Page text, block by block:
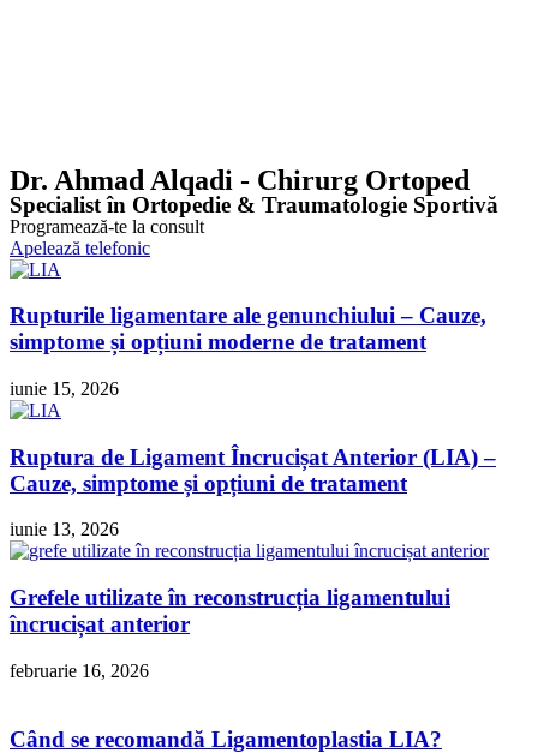
Dr. Ahmad Alqadi - Chirurg Ortoped
Specialist în Ortopedie & Traumatologie Sportivă
Programează-te la consult
Apelează telefonic
Rupturile ligamentare ale genunchiului – Cauze,
simptome și opțiuni moderne de tratament
iunie 15, 2026
Ruptura de Ligament Încrucișat Anterior (LIA) –
Cauze, simptome și opțiuni de tratament
iunie 13, 2026
Grefele utilizate în reconstrucția ligamentului
încrucișat anterior
februarie 16, 2026
Când se recomandă Ligamentoplastia LIA?